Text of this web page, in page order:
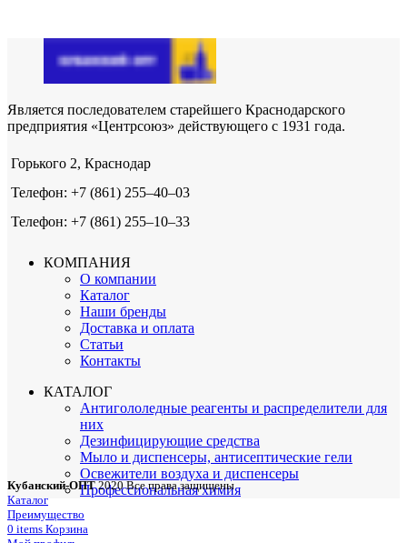
Является последователем старейшего Краснодарского
предприятия «Центрсоюз» действующего с 1931 года.
Горького 2, Краснодар
Телефон: +7 (861) 255‒40‒03
Телефон: +7 (861) 255‒10‒33
КОМПАНИЯ
О компании
Каталог
Наши бренды
Доставка и оплата
Статьи
Контакты
КАТАЛОГ
Антигололедные реагенты и распределители для
них
Дезинфицирующие средства
Мыло и диспенсеры, антисептические гели
Освежители воздуха и диспенсеры
Профессиональная химия
Кубанский-ОПТ 2020 Все права защищены
Каталог
Преимущество
0 items Корзина